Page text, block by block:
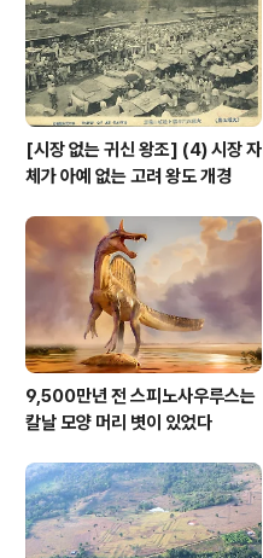
[시장 없는 귀신 왕조] (4) 시장 자
체가 아예 없는 고려 왕도 개경
9,500만년 전 스피노사우루스는
칼날 모양 머리 볏이 있었다